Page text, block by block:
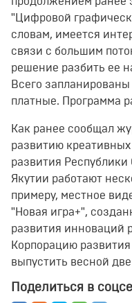
"Цифровой
словам, имеется
связи с большим
решение разбить ее
Всего запланированы
платные. Программа
Как ранее сообщал
развитию
развития Республики
Якутии работают
примеру, местное
"Новая игра+",
развития инноваций
Корпорацию
выпустить весной
Поделиться в